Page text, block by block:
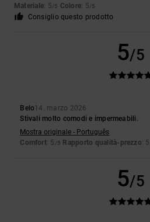
Materiale: 5/5 Colore: 5/5
Consiglio questo prodotto
5/5
Belo14. marzo 2026
Stivali molto comodi e impermeabili.
Mostra originale - Português
Comfort: 5 /5 Rapporto qualità-prezzo: 5
5/5